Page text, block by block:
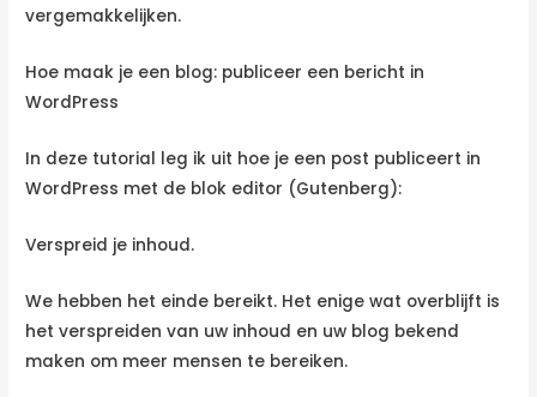
vergemakkelijken.
Hoe maak je een blog: publiceer een bericht in
WordPress
In deze tutorial leg ik uit hoe je een post publiceert in
WordPress met de blok editor (Gutenberg):
Verspreid je inhoud.
We hebben het einde bereikt. Het enige wat overblijft is
het verspreiden van uw inhoud en uw blog bekend
maken om meer mensen te bereiken.